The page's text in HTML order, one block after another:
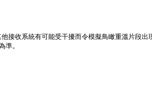
接收系統有可能受干擾而令模擬鳥瞰重溫片段出
準。